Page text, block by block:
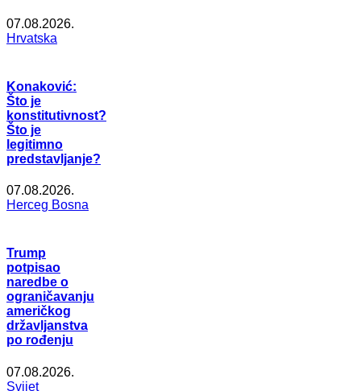
07.08.2026.
Hrvatska
Konaković:
Što je
konstitutivnost?
Što je
legitimno
predstavljanje?
07.08.2026.
Herceg Bosna
Trump
potpisao
naredbe o
ograničavanju
američkog
državljanstva
po rođenju
07.08.2026.
Svijet